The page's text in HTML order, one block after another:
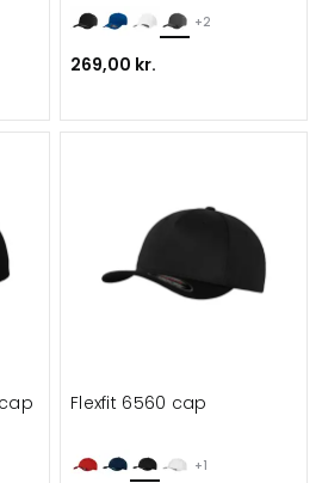
+2
269,00 kr.
+1
Flexfit 6560 cap